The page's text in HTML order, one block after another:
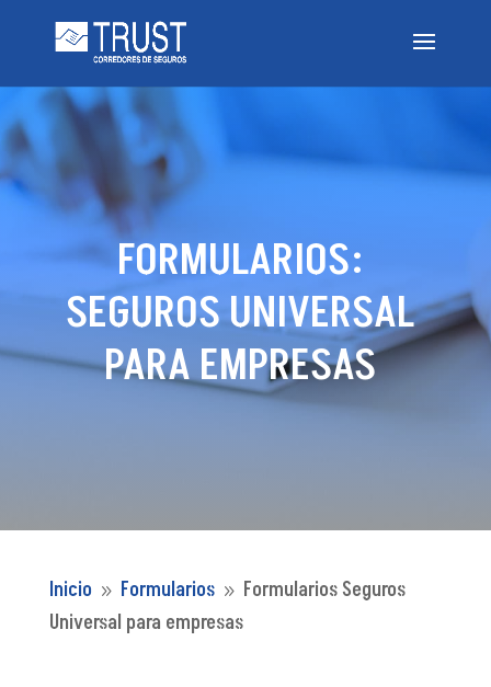
FORMULARIOS:
SEGUROS UNIVERSAL
PARA EMPRESAS
Inicio 9 Formularios 9 Formularios Seguros
Universal para empresas